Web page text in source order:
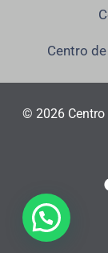
Centro
© 2026 Centro